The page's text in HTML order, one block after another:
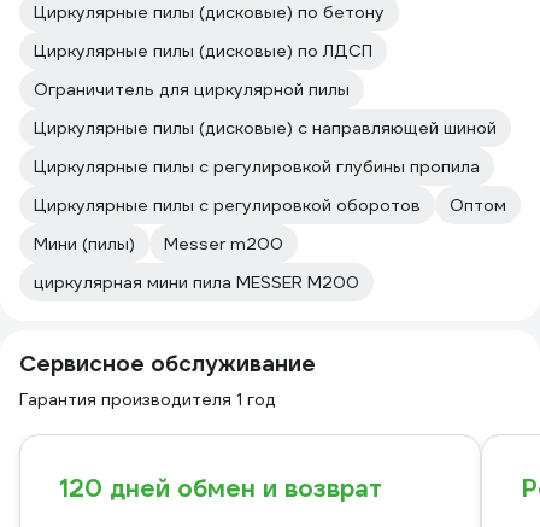
Циркулярные пилы (дисковые) по бетону
Циркулярные пилы (дисковые) по ЛДСП
Ограничитель для циркулярной пилы
Циркулярные пилы (дисковые) с направляющей шиной
Циркулярные пилы с регулировкой глубины пропила
Циркулярные пилы с регулировкой оборотов
Оптом
Мини (пилы)
Messer m200
циркулярная мини пила MESSER M200
Сервисное обслуживание
Гарантия производителя 1 год
120 дней обмен и возврат